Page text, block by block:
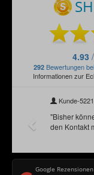
Google Rezensionen